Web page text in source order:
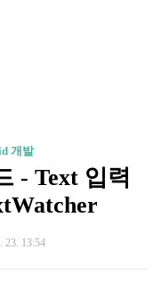
개발
- Text 입력
23. 13:54